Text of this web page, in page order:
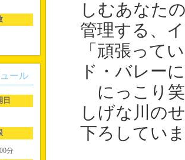
しむあなた
管理する、
「頑張って
ド・バレー
にっこり笑
しげな川の
下ろしてい
ール
日
分